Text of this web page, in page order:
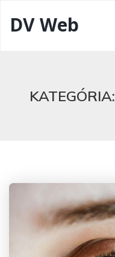
DV Web
KATEGÓRIA: